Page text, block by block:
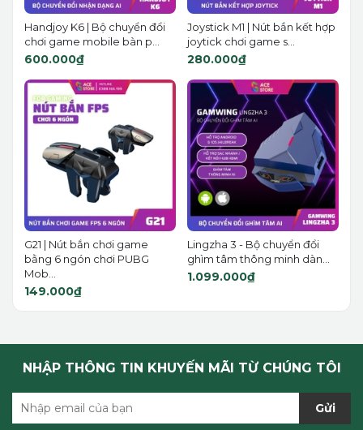
Handjoy K6 | Bộ chuyển đổi
chơi game mobile bàn p...
600.000₫
Joystick M1 | Nút bắn kết hợp
joytick chơi game s...
280.000₫
G21 | Nút bắn chơi game
bằng 6 ngón chơi PUBG
Mob...
149.000₫
Lingzha 3 - Bộ chuyển đổi
ghìm tâm thông minh dàn...
1.099.000₫
NHẬP THÔNG TIN KHUYẾN MÃI TỪ CHÚNG TÔI
Gửi